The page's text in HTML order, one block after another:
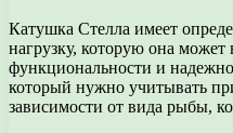
Катушка Стелла имеет
нагрузку, которую она может
функциональности и
который нужно учитывать
зависимости от вида рыбы,